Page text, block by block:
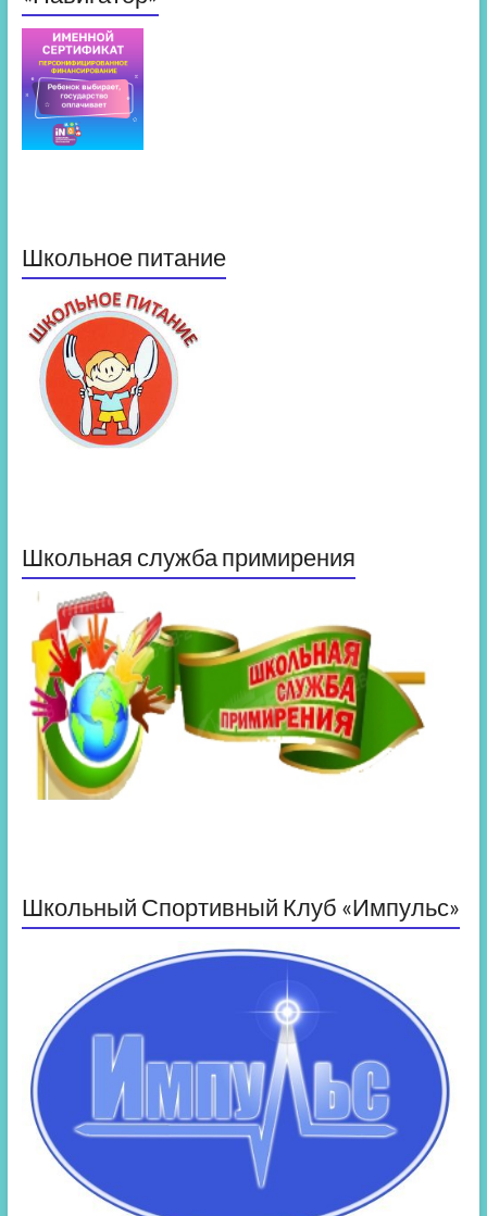
Школьное питание
Школьная служба примирения
Школьный Спортивный Клуб «Импульс»